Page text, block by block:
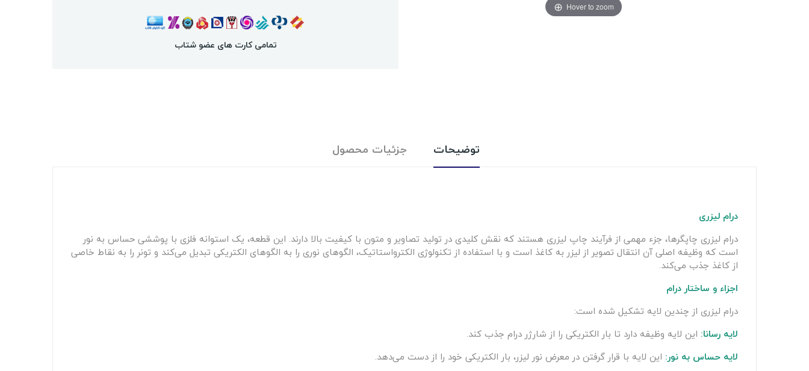
Hover to zoom
تمامی کارت های عضو شتاب
توضیحات جزئیات محصول
درام لیزری
درام لیزری چاپگرها، جزء مهمی از فرآیند چاپ لیزری هستند که نقش کلیدی در تولید تصاویر و متون با کیفیت بالا دارند. این قطعه، یک استوانه فلزی با پوششی حساس به نور
است که وظیفه اصلی آن انتقال تصویر از لیزر به کاغذ است و با استفاده از تکنولوژی الکترواستاتیک، الگوهای نوری را به الگوهای الکتریکی تبدیل می‌کند و تونر را به نقاط خاصی
از کاغذ جذب می‌کند.
اجزاء و ساختار درام
درام لیزری از چندین لایه تشکیل شده است:
لایه رسانا: این لایه وظیفه دارد تا بار الکتریکی را از شارژر درام جذب کند.
لایه حساس به نور: این لایه با قرار گرفتن در معرض نور لیزر، بار الکتریکی خود را از دست می‌دهد.